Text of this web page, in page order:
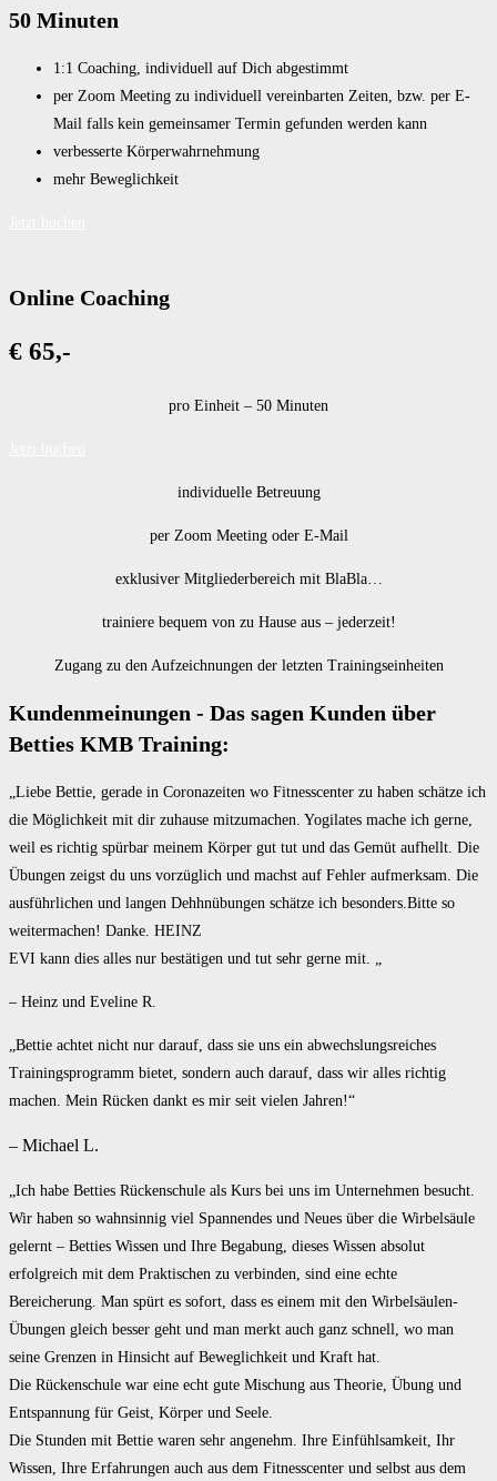
50 Minuten
1:1 Coaching, individuell auf Dich abgestimmt
per Zoom Meeting zu individuell vereinbarten Zeiten, bzw. per E-
Mail falls kein gemeinsamer Termin gefunden werden kann
verbesserte Körperwahrnehmung
mehr Beweglichkeit
Online Coaching
€ 65,-
pro Einheit – 50 Minuten
individuelle Betreuung
per Zoom Meeting oder E-Mail
exklusiver Mitgliederbereich mit BlaBla…
trainiere bequem von zu Hause aus – jederzeit!
Zugang zu den Aufzeichnungen der letzten Trainingseinheiten
Kundenmeinungen - Das sagen Kunden über
Betties KMB Training:
„Liebe Bettie, gerade in Coronazeiten wo Fitnesscenter zu haben schätze ich
die Möglichkeit mit dir zuhause mitzumachen. Yogilates mache ich gerne,
weil es richtig spürbar meinem Körper gut tut und das Gemüt aufhellt. Die
Übungen zeigst du uns vorzüglich und machst auf Fehler aufmerksam. Die
ausführlichen und langen Dehhnübungen schätze ich besonders.Bitte so
weitermachen! Danke. HEINZ
EVI kann dies alles nur bestätigen und tut sehr gerne mit. „
– Heinz und Eveline R.
„Bettie achtet nicht nur darauf, dass sie uns ein abwechslungsreiches
Trainingsprogramm bietet, sondern auch darauf, dass wir alles richtig
machen. Mein Rücken dankt es mir seit vielen Jahren!“
– Michael L.
„Ich habe Betties Rückenschule als Kurs bei uns im Unternehmen besucht.
Wir haben so wahnsinnig viel Spannendes und Neues über die Wirbelsäule
gelernt – Betties Wissen und Ihre Begabung, dieses Wissen absolut
erfolgreich mit dem Praktischen zu verbinden, sind eine echte
Bereicherung. Man spürt es sofort, dass es einem mit den Wirbelsäulen-
Übungen gleich besser geht und man merkt auch ganz schnell, wo man
seine Grenzen in Hinsicht auf Beweglichkeit und Kraft hat.
Die Rückenschule war eine echt gute Mischung aus Theorie, Übung und
Entspannung für Geist, Körper und Seele.
Die Stunden mit Bettie waren sehr angenehm. Ihre Einfühlsamkeit, Ihr
Wissen, Ihre Erfahrungen auch aus dem Fitnesscenter und selbst aus dem